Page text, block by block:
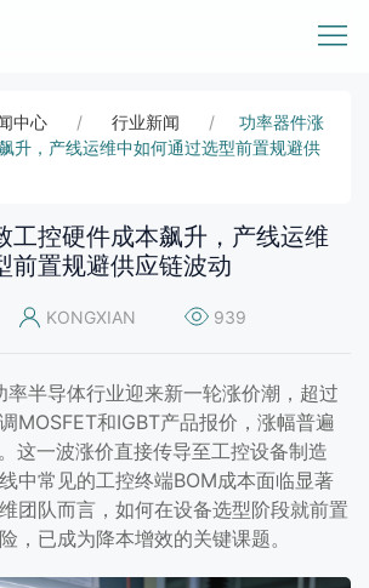
中心 行业新闻
功率器件涨
升，产线运维中如何通过选型前置规避供
工控硬件成本飙升，产线运维
前置规避供应链波动
KONGXIAN 939
半导体行业迎来新一轮涨价潮，超过
MOSFET和IGBT产品报价，涨幅普遍
这一波涨价直接传导至工控设备制造
中常见的工控终端BOM成本面临显著
团队而言，如何在设备选型阶段就前置
，已成为降本增效的关键课题。